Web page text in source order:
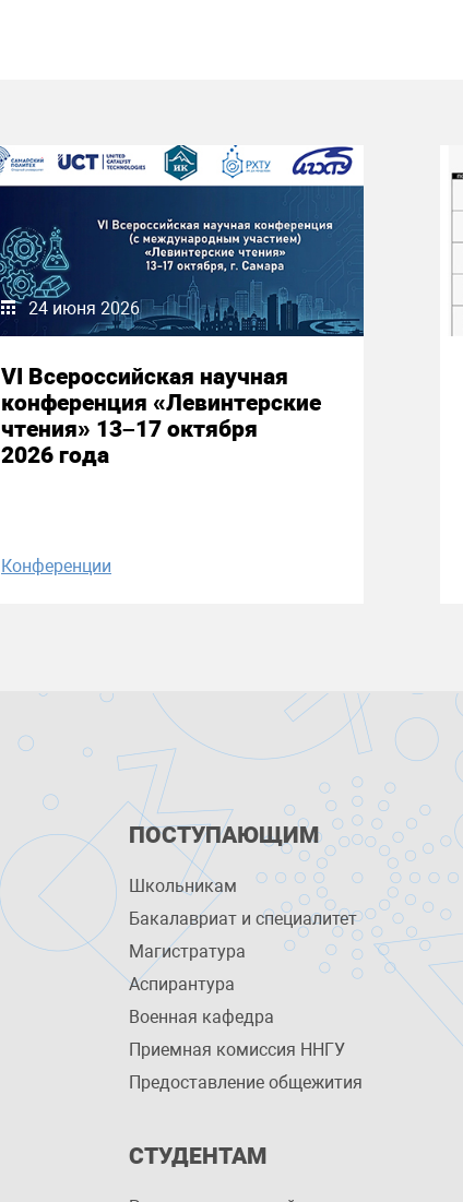
24 июня 2026
VI Всероссийская научная
конференция «Левинтерские
чтения» 13–17 октября
2026 года
Конференции
ПОСТУПАЮЩИМ
Школьникам
Бакалавриат и специалитет
Магистратура
Аспирантура
Военная кафедра
Приемная комиссия ННГУ
Предоставление общежития
СТУДЕНТАМ